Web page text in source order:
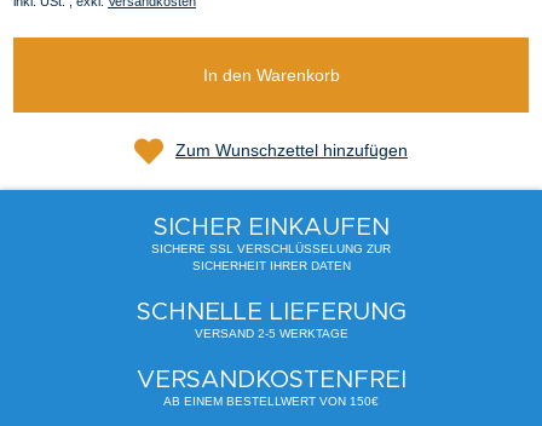
In den Warenkorb
Zum Wunschzettel hinzufügen
SICHER EINKAUFEN
SICHERE SSL VERSCHLÜSSELUNG ZUR
SICHERHEIT IHRER DATEN
SCHNELLE LIEFERUNG
VERSAND 2-5 WERKTAGE
VERSANDKOSTENFREI
AB EINEM BESTELLWERT VON 150€